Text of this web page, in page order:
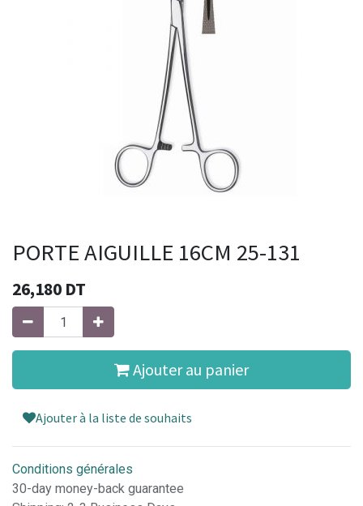
PORTE AIGUILLE 16CM 25-131
26,180 DT
Ajouter au panier
Ajouter à la liste de souhaits
Conditions générales
30-day money-back guarantee